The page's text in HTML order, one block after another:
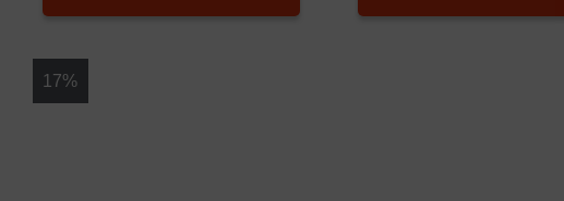
17%